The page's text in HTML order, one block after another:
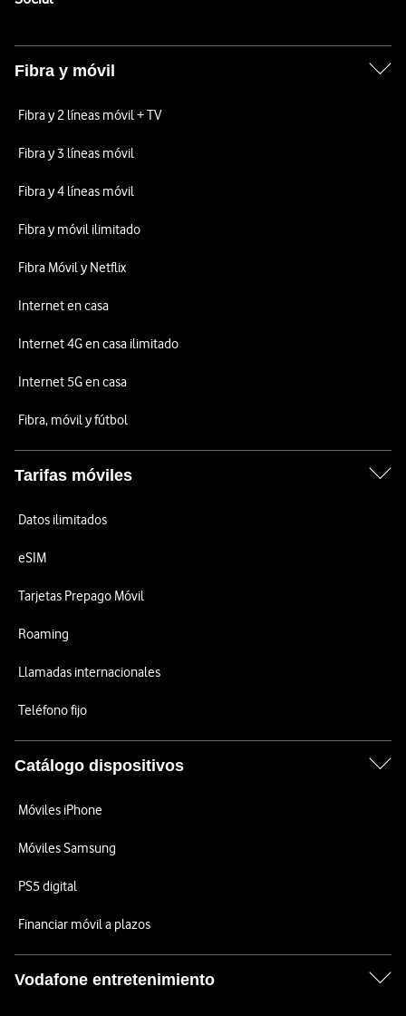
Fibra y móvil
Fibra y 2 líneas móvil + TV
Fibra y 3 líneas móvil
Fibra y 4 líneas móvil
Fibra y móvil ilimitado
Fibra Móvil y Netflix
Internet en casa
Internet 4G en casa ilimitado
Internet 5G en casa
Fibra, móvil y fútbol
Tarifas móviles
Datos ilimitados
eSIM
Tarjetas Prepago Móvil
Roaming
Llamadas internacionales
Teléfono fijo
Catálogo dispositivos
Móviles iPhone
Móviles Samsung
PS5 digital
Financiar móvil a plazos
Vodafone entretenimiento